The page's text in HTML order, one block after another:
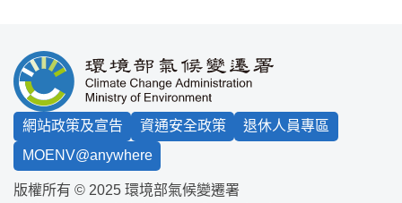
網站政策及宣告 資通安全政策
退休人員專區
MOENV@anywhere
版權所有 © 2025 環境部氣候變遷署